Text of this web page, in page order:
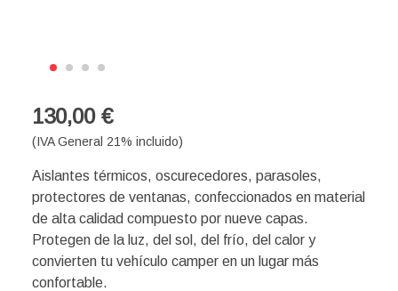
130,00 €
(IVA General 21% incluido)
Aislantes térmicos, oscurecedores, parasoles,
protectores de ventanas, confeccionados en material
de alta calidad compuesto por nueve capas.
Protegen de la luz, del sol, del frío, del calor y
convierten tu vehículo camper en un lugar más
confortable.